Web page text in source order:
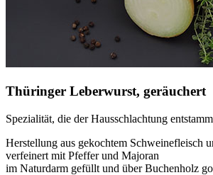
Thüringer Leberwurst, geräuchert
Spezialität, die der Hausschlachtung
Herstellung aus gekochtem Schweinefleisch
verfeinert mit Pfeffer und Majoran
im Naturdarm gefüllt und über Buchenholz